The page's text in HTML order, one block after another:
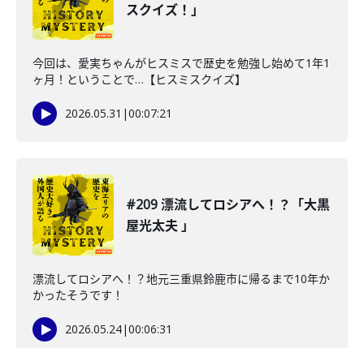
スクイズ！」
今回は、愛実ちゃんがヒスミスで歴史を勉強し始めて1年1
ヶ月！ということで…【ヒスミスクイズ】
2026.05.31 |00:07:21
#209 漂流してロシアへ！？「大黒
屋光太夫 」
漂流してロシアへ！？地元三重県鈴鹿市に帰るまで10年か
かったそうです！
2026.05.24|00:06:31